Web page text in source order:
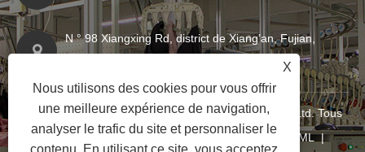
N ° 98 Xiangxing Rd, district de Xiang’an, Fujian,
Copyright © 2024 Xiamen Evariricky Trading Co., Ltd. Tous
droits réservésLinks |Sitemap|RSS| XML|
X
Nous utilisons des cookies pour vous offrir
une meilleure expérience de navigation,
analyser le trafic du site et personnaliser le
contenu. En utilisant ce site, vous acceptez